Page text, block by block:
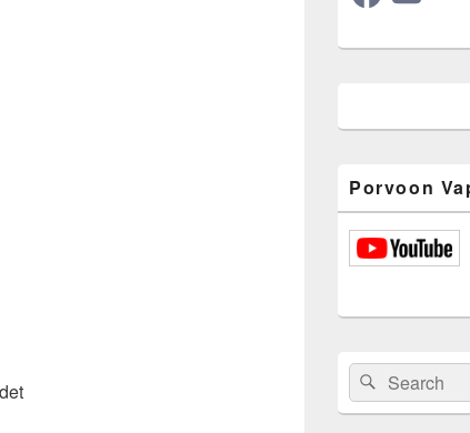
Porvoon
Search
for:
Search